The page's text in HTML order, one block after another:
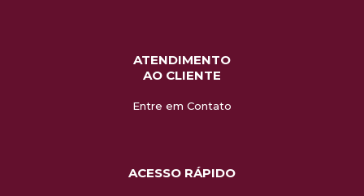
ATENDIMENTO
AO CLIENTE
Entre em Contato
ACESSO RÁPIDO